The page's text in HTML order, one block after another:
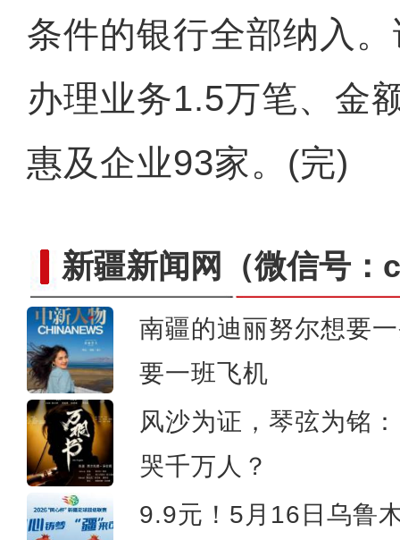
条件的银行全部纳入
办理业务1.5万笔、金
惠及企业93家。(完)
新疆新闻网 （微信号
南疆的迪丽努尔想要
要一班飞机
风沙为证，琴弦为铭
哭千万人？
9.9元！5月16日乌鲁
援疆老师最后一课 全班哭着送别 像